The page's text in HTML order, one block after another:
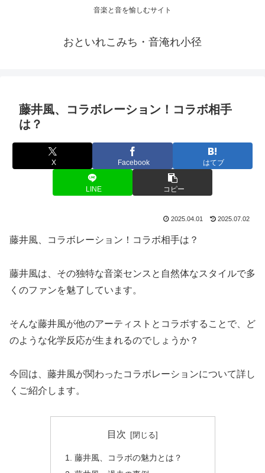
音楽と音を愉しむサイト
おといれこみち・音淹れ小径
藤井風、コラボレーション！コラボ相手
は？
X Facebook はてブ
LINE コピー
2025.04.01 2025.07.02
藤井風、コラボレーション！コラボ相手は？
藤井風は、その独特な音楽センスと自然体なスタイルで多
くのファンを魅了しています。
そんな藤井風が他のアーティストとコラボすることで、ど
のような化学反応が生まれるのでしょうか？
今回は、藤井風が関わったコラボレーションについて詳し
くご紹介します。
目次
藤井風、コラボの魅力とは？